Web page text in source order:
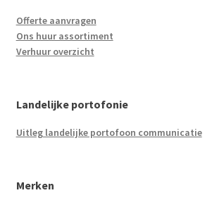
Offerte aanvragen
Ons huur assortiment
Verhuur overzicht
Landelijke portofonie
Uitleg landelijke portofoon communicatie
Merken